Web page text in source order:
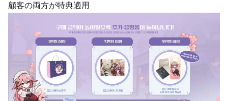
顧客の両方が特典適用